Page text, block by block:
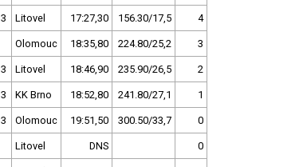
3 Litovel 17:27,30 156.30/17,5 4
Olomouc 18:35,80 224.80/25,2 3
3 Litovel 18:46,90 235.90/26,5 2
3 KK Brno 18:52,80 241.80/27,1 1
3 Olomouc 19:51,50 300.50/33,7 0
Litovel DNS 0